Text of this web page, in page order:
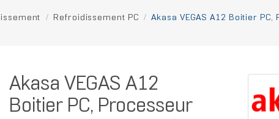
Refroidissement PC Akasa VEGAS A12 Boitier
Akasa VEGAS A12
Boitier PC, Processeur